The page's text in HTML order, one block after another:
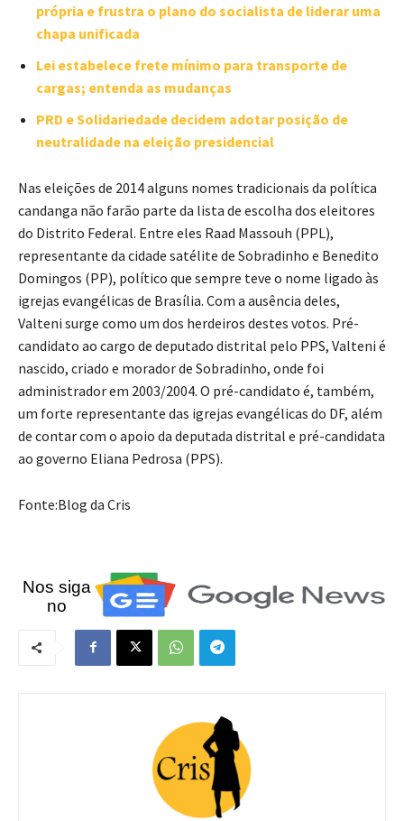
própria e frustra o plano do socialista de liderar uma
chapa unificada
Lei estabelece frete mínimo para transporte de
cargas; entenda as mudanças
PRD e Solidariedade decidem adotar posição de
neutralidade na eleição presidencial
Nas eleições de 2014 alguns nomes tradicionais da política
candanga não farão parte da lista de escolha dos eleitores
do Distrito Federal. Entre eles Raad Massouh (PPL),
representante da cidade satélite de Sobradinho e Benedito
Domingos (PP), político que sempre teve o nome ligado às
igrejas evangélicas de Brasília. Com a ausência deles,
Valteni surge como um dos herdeiros destes votos. Pré-
candidato ao cargo de deputado distrital pelo PPS, Valteni é
nascido, criado e morador de Sobradinho, onde foi
administrador em 2003/2004. O pré-candidato é, também,
um forte representante das igrejas evangélicas do DF, além
de contar com o apoio da deputada distrital e pré-candidata
ao governo Eliana Pedrosa (PPS).
Fonte:Blog da Cris
Nos siga
no